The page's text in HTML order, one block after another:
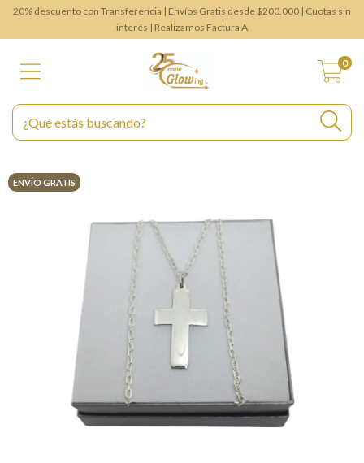
20% descuento con Transferencia | Envíos Gratis desde $200.000 | Cuotas sin
interés | Realizamos Factura A
0
ENVÍO GRATIS